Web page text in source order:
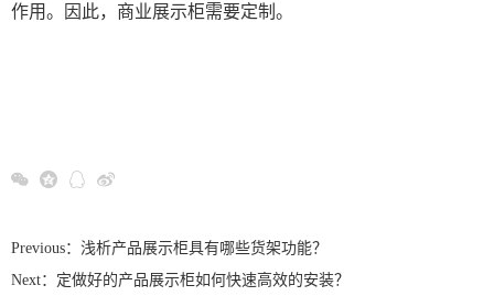
作用。因此，商业展示柜需要定制。
Previous： 浅析产品展示柜具有哪些货架功能？
Next： 定做好的产品展示柜如何快速高效的安装？